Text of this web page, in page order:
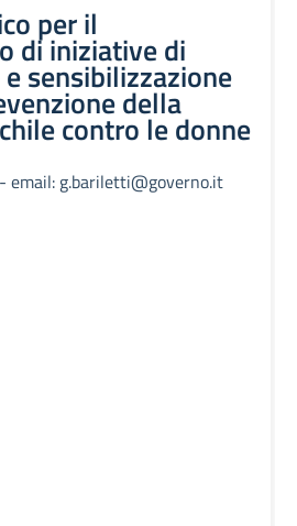
per il
di iniziative di
sensibilizzazione
della
contro le donne
- email: g.bariletti@governo.it